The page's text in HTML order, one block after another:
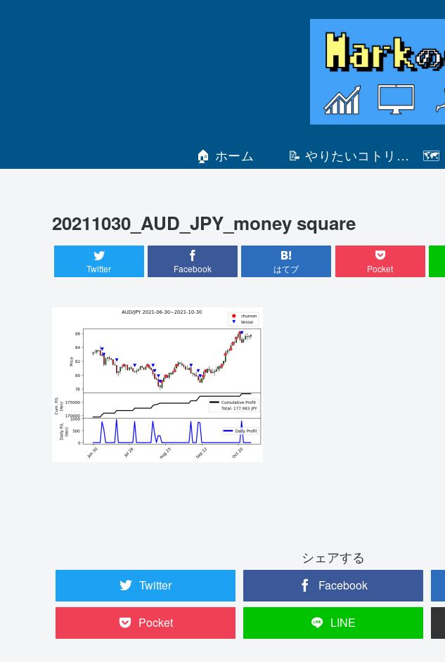
🏠 ホーム
📝 やりたいコトリス
🗺
20211030_AUD_JPY_money square
Twitter Facebook はてブ Pocket
シェアする
Twitter Facebook
Pocket LINE